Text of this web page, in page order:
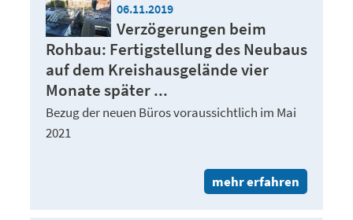
06.11.2019
Verzögerungen beim
Rohbau: Fertigstellung des Neubaus
auf dem Kreishausgelände vier
Monate später ...
Bezug der neuen Büros voraussichtlich im Mai
2021
mehr erfahren